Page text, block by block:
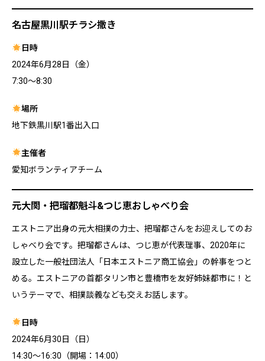
名古屋黒川駅チラシ撒き
日時
2024年6月28日（金）
7:30〜8:30
場所
地下鉄黒川駅1番出入口
主催者
愛知ボランティアチーム
元大関・把瑠都魁斗&つじ恵おしゃべり会
エストニア出身の元大相撲の力士、把瑠都さんをお迎えしてのお
しゃべり会です。把瑠都さんは、つじ恵が代表理事、2020年に
設立した一般社団法人「日本エストニア商工協会」の幹事をつと
める。エストニアの首都タリン市と豊橋市を友好姉妹都市に！と
いうテーマで、相撲談義なども交えお話します。
日時
2024年6月30日（日）
14:30〜16:30（開場：14:00）